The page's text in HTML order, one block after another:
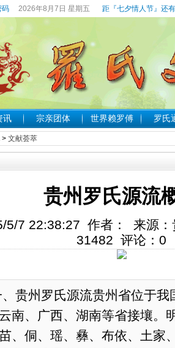
码 2026年8月7日 星期五 距『七夕情人节』还
讯 宗亲团体 世界赖罗傅 罗氏
> 文献荟萃
贵州罗氏源流
5/7 22:38:27 作者： 来源
31482 评论： 0
、贵州罗氏源流贵州省位于我
南、广西、湖南等省接壤。
、侗、瑶、彝、布依、土家